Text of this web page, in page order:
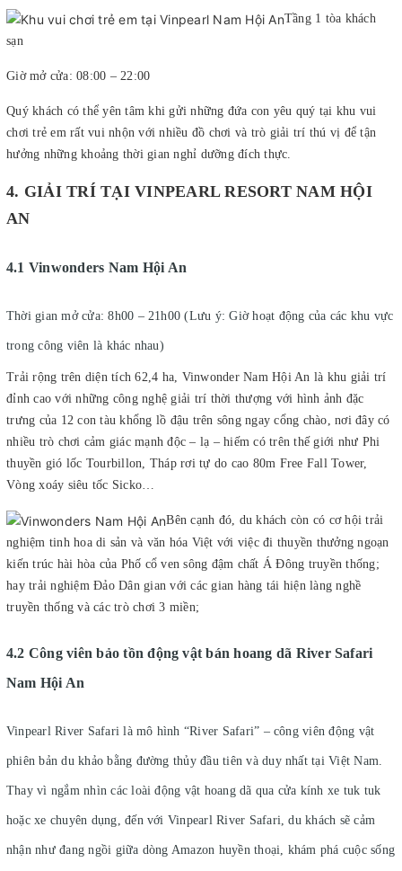
Tầng 1 tòa khách
sạn
Giờ mở cửa: 08:00 – 22:00
Quý khách có thể yên tâm khi gửi những đứa con yêu quý tại khu vui
chơi trẻ em rất vui nhộn với nhiều đồ chơi và trò giải trí thú vị để tận
hưởng những khoảng thời gian nghỉ dưỡng đích thực.
4. GIẢI TRÍ TẠI VINPEARL RESORT NAM HỘI
AN
4.1 Vinwonders Nam Hội An
Thời gian mở cửa: 8h00 – 21h00 (Lưu ý: Giờ hoạt động của các khu vực
trong công viên là khác nhau)
Trải rộng trên diện tích 62,4 ha, Vinwonder Nam Hội An là khu giải trí
đỉnh cao với những công nghệ giải trí thời thượng với hình ảnh đặc
trưng của 12 con tàu khổng lồ đậu trên sông ngay cổng chào, nơi đây có
nhiều trò chơi cảm giác mạnh độc – lạ – hiếm có trên thế giới như Phi
thuyền gió lốc Tourbillon, Tháp rơi tự do cao 80m Free Fall Tower,
Vòng xoáy siêu tốc Sicko…
Bên cạnh đó, du khách còn có cơ hội trải
nghiệm tinh hoa di sản và văn hóa Việt với việc đi thuyền thưởng ngoạn
kiến trúc hài hòa của Phố cổ ven sông đậm chất Á Đông truyền thống;
hay trải nghiệm Đảo Dân gian với các gian hàng tái hiện làng nghề
truyền thống và các trò chơi 3 miền;
4.2 Công viên bảo tồn động vật bán hoang dã River Safari
Nam Hội An
Vinpearl River Safari là mô hình “River Safari” – công viên động vật
phiên bản du khảo bằng đường thủy đầu tiên và duy nhất tại Việt Nam.
Thay vì ngắm nhìn các loài động vật hoang dã qua cửa kính xe tuk tuk
hoặc xe chuyên dụng, đến với Vinpearl River Safari, du khách sẽ cảm
nhận như đang ngồi giữa dòng Amazon huyền thoại, khám phá cuộc sống